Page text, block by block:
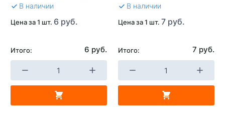
В наличии
Цена за 1 шт. 6 руб.
Итого: 6 руб.
В наличии
Цена за 1 шт. 7 руб.
Итого: 7 руб.